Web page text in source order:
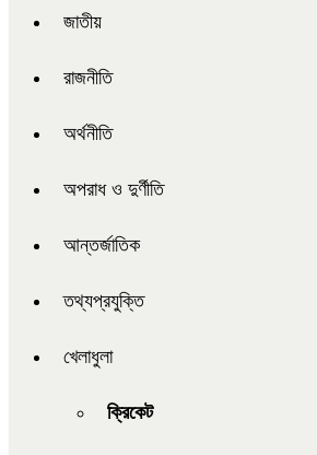
জাতীয়
রাজনীতি
অর্থনীতি
অপরাধ ও দুর্ণীতি
আন্তর্জাতিক
তথ্যপ্রযুক্তি
খেলাধুলা
ক্রিকেট